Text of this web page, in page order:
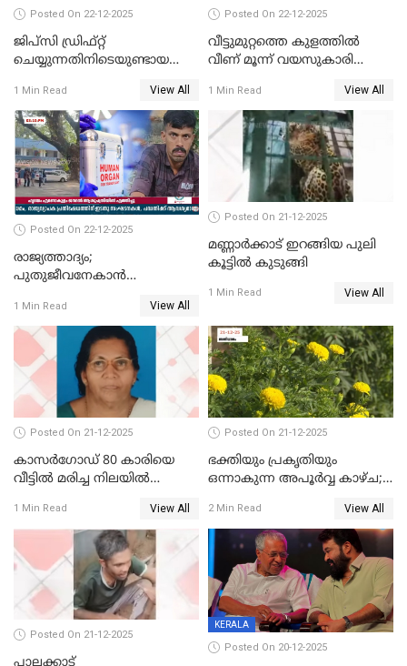
Posted On 22-12-2025
ജിപ്സി ഡ്രിഫ്റ്റ്
ചെയ്യുന്നതിനിടെയുണ്ടായ
ദാരുണാന്ത്യം; ജീപ്സി
ഓടിച്ചയാൾ അറസ്റ്റിൽ.
1 Min Read View All
Posted On 22-12-2025
വീട്ടുമുറ്റത്തെ കുളത്തിൽ
വീണ് മൂന്ന് വയസുകാരി
1 Min Read View All
Posted On 22-12-2025
രാജ്യത്താദ്യം;
പുതുജീവനേകാൻ
എറണാകുളം സർക്കാർ
ജനറൽ
ആശുപത്രിയിലെത്തിച്ചു
1 Min Read View All
Posted On 21-12-2025
മണ്ണാർക്കാട് ഇറങ്ങിയ പുലി
കൂട്ടിൽ കുടുങ്ങി
1 Min Read View All
Posted On 21-12-2025
കാസർഗോഡ് 80 കാരിയെ
വീട്ടിൽ മരിച്ച നിലയിൽ
1 Min Read View All
Posted On 21-12-2025
ഭക്തിയും പ്രകൃതിയും
ഒന്നാകുന്ന അപൂര്‍വ്വ കാഴ്ച;
കാഴ്ചാനുഭവമൊരുക്കി
ശബരീ നന്ദനം
2 Min Read View All
Posted On 21-12-2025
KERALA
Posted On 20-12-2025